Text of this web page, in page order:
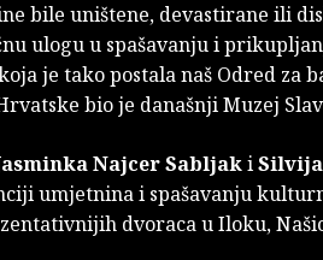
bile uništene, devastirane ili
ulogu u spašavanju i
je tako postala naš Odred za
bio je današnji Muzej
Najcer Sabljaki
umjetnina i spašavanju
dvoraca u Iloku,